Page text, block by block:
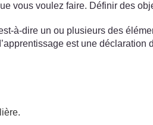
vous voulez faire. Définir des
à-dire un ou plusieurs des
est une déclaration